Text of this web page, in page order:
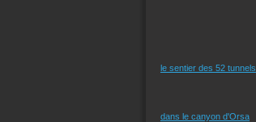
le sentier des 52 tunnels
dans le canyon d'Orsa